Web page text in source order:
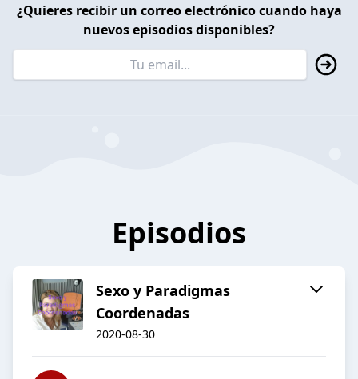
¿Quieres recibir un correo electrónico cuando haya
nuevos episodios disponibles?
Episodios
Sexo y Paradigmas
Coordenadas
2020-08-30